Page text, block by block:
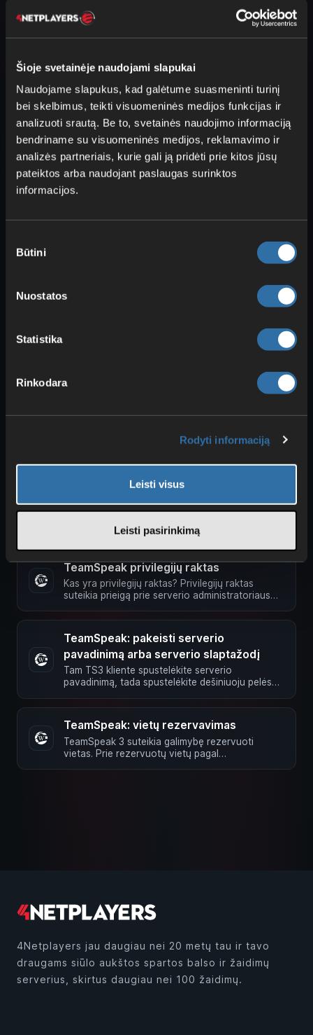
Šioje svetainėje naudojami slapukai
Naudojame slapukus, kad galėtume suasmeninti turinį
bei skelbimus, teikti visuomeninės medijos funkcijas ir
analizuoti srautą. Be to, svetainės naudojimo informaciją
bendriname su visuomeninės medijos, reklamavimo ir
analizės partneriais, kurie gali ją pridėti prie kitos jūsų
pateiktos arba naudojant paslaugas surinktos
informacijos.
pasirinkimas
Būtini
Nuostatos
Statistika
Rinkodara
Rodyti informaciją
Leisti visus
Leisti pasirinkimą
Nuosavos grupių ir kanalų piktogramos
TeamSpeak
grupei arba kanalui. Štai kaip tai padaryti:
Prarastos teisės TeamSpeak
Jei dėl nesėkmingo pelės paspaudimo netyčia
pašalinote sau teises, arba po sistemos
perrašymo nebeturite teisių, per …
Pridėti paveikslėlį prie TeamSpeak
kanalo
padaryti naudojant BBCode. Tam tereikia kanalo
Rankinė „TeamSpeak“ atsarginė kopija
Deja, rankinės atsarginės kopijos/momentinės
kopijos įkėlimas į 4Netplayers arba jos
ServerQuery prisijungimą galite lengvai susikurti
patys. Tam tiesiog prisijunkite prie serverio ir
Jei savo plane esate aktyvavę failų perdavimą,
atliekama per TS3 klientą. Tam …
Dėl saugumo priežasčių mes neįtraukiame į
baltąjį sąrašą. Dėl to gali būti, kad kai kurie TS
Viewer neveiks, nes jų …
TeamSpeak privilegijų raktas
Kas yra privilegijų raktas? Privilegijų raktas
suteikia prieigą prie serverio administratoriaus
TeamSpeak: pakeisti serverio
pavadinimą arba serverio slaptažodį
Tam TS3 kliente spustelėkite serverio
pavadinimą, tada spustelėkite dešiniuoju pelės
TeamSpeak: vietų rezervavimas
TeamSpeak 3 suteikia galimybę rezervuoti
vietas. Prie rezervuotų vietų pagal
4Netplayers jau daugiau nei 20 metų tau ir tavo
draugams siūlo aukštos spartos balso ir žaidimų
serverius, skirtus daugiau nei 100 žaidimų.